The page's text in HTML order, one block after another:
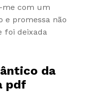
me com um
promessa não
foi deixada
da
pdf